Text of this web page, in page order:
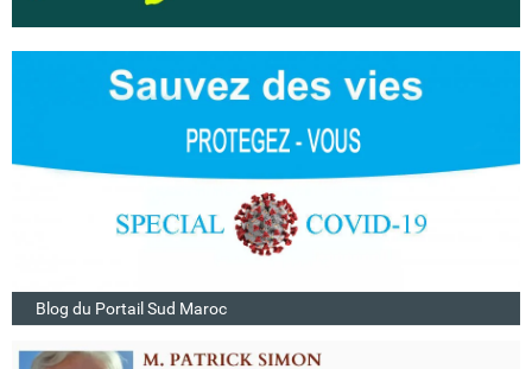
Blog du Portail Sud Maroc